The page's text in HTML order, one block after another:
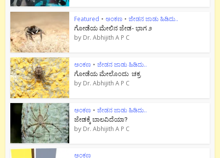
Featured • ಅಂಕಣ • ಜೇಡನ ಜಾಡು ಹಿಡಿದು..
ಗೋಡೆಯ ಮೇಲಿನ ಜೇಡ- ಭಾಗ ೨
by Dr. Abhijith A P C
ಅಂಕಣ • ಜೇಡನ ಜಾಡು ಹಿಡಿದು..
ಗೋಡೆಯ ಮೇಲೊಂದು ಚಕ್ರ
by Dr. Abhijith A P C
ಅಂಕಣ • ಜೇಡನ ಜಾಡು ಹಿಡಿದು..
ಜೇಡಕ್ಕೆ ಬಾಲವಿದೆಯಾ?
by Dr. Abhijith A P C
ಅಂಕಣ